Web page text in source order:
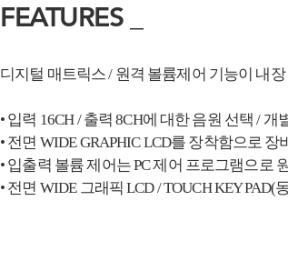
FEATURES _
디지털 매트릭스 / 원격 볼륨제어 기능이 내
• 입력 16CH / 출력 8CH에 대한 음원 선택 /
• 전면 WIDE GRAPHIC LCD를 장착함으로 장
• 입출력 볼륨 제어는 PC 제어 프로그램으로
• 전면 WIDE 그래픽 LCD / TOUCH KEY